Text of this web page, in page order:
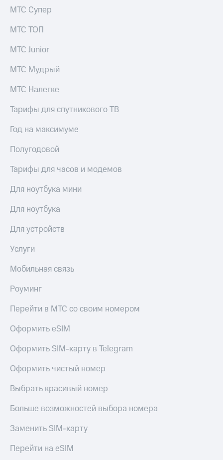
МТС Супер
МТС ТОП
МТС Junior
МТС Мудрый
МТС Налегке
Тарифы для спутникового ТВ
Год на максимуме
Полугодовой
Тарифы для часов и модемов
Для ноутбука мини
Для ноутбука
Для устройств
Услуги
Мобильная связь
Роуминг
Перейти в МТС со своим номером
Оформить eSIM
Оформить SIM-карту в Telegram
Оформить чистый номер
Выбрать красивый номер
Больше возможностей выбора номера
Заменить SIM-карту
Перейти на eSIM